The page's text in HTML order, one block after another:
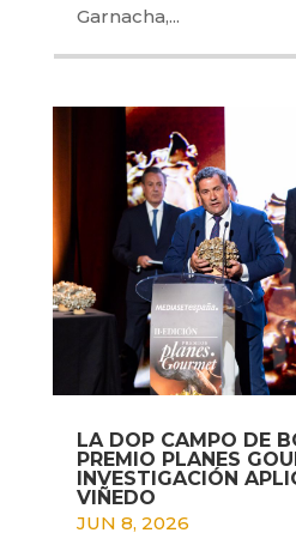
Garnacha,...
LA DOP CAMPO DE
PREMIO PLANES
INVESTIGACIÓN
VIÑEDO
JUN 8, 2026